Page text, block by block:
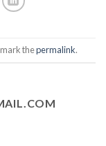
thepermalink.